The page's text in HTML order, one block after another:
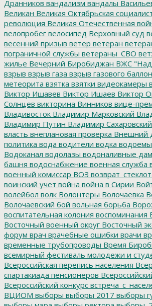
Дранников вандализм вандалы
Великан Великая Октябрьская
революция Великая Отечественная
велопробег велосипед Верховный суд
весенний призыв ветер ветеран
пограничной службы ветераны_СВО
жилье Вечерний Биробиджан ВЖС
взрыв взрыв газа взрыв газового
метеорита взятка взятки видеокамеры
Виктор Ишавев Виктор Ишаев Виктор
Солнцев викторина Винников вице-
Владивосток Владимир Марковский
Владимир Путин Владимир Сахаровский
власть внеплановая проверка Внешний
политика вода водители водка водоемы
Водоканал водолазы водоналивные
башня водоснабжение военная служба
военный комиссар ВОЗ
воинский учет война война в Сирии
волейбол волк Волонтеры Волочаевка
Волочаевский бой вольная борьба
воспитательная колония воспоминания
Восточный военный округ Восточный
форум врач врачебные ошибки врачи
временные трубопроводы Время
всемирный фестиваль молодежи и
Всероссийская перепись населения
спартакиада пенсионеров
Всероссийский конкурс
ВЦИОМ выборы выборы 2017 выборы